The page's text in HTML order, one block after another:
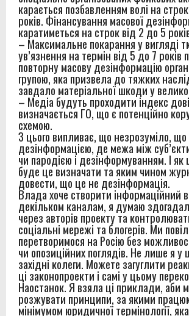
карається позбавленням волі на
років. Фінансування масової
каратиметься на строк від 2 до 5
– Максимальне покарання у вигляді
ув’язнення на термін від 5 до 7 років
повторну масову дезінформацію
групою, яка призвела до тяжких
завдало матеріальної шкоди у
– Медіа будуть проходити індекс
визначається ГО, що є потенційно
схемою.
З цього випливає, що незрозуміло,
дезінформацією, де межа між
чи пародією і дезінформуванням. І
буде це визначати та яким чином
довести, що це не дезінформація.
Влада хоче створити інформаційний
декільком каналам, я думаю
через авторів проекту та
соціальні мережі та блогерів. Ми
перетворимося на Росію без
чи опозиційних поглядів. Не лише я у
західні колеги. Можете загуглити
ці законопроекти і самі у цьому
Наостанок. Я взяла ці приклади, аби
розжувати принципи, за якими
мінімумом юридичної термінології,